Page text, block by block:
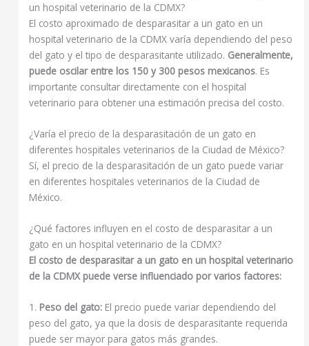
un hospital veterinario de la CDMX?
El costo aproximado de desparasitar a un gato en un
hospital veterinario de la CDMX varía dependiendo del peso
del gato y el tipo de desparasitante utilizado. Generalmente,
puede oscilar entre los 150 y 300 pesos mexicanos. Es
importante consultar directamente con el hospital
veterinario para obtener una estimación precisa del costo.
¿Varía el precio de la desparasitación de un gato en
diferentes hospitales veterinarios de la Ciudad de México?
Sí, el precio de la desparasitación de un gato puede variar
en diferentes hospitales veterinarios de la Ciudad de
México.
¿Qué factores influyen en el costo de desparasitar a un
gato en un hospital veterinario de la CDMX?
El costo de desparasitar a un gato en un hospital veterinario
de la CDMX puede verse influenciado por varios factores:
1. Peso del gato: El precio puede variar dependiendo del
peso del gato, ya que la dosis de desparasitante requerida
puede ser mayor para gatos más grandes.